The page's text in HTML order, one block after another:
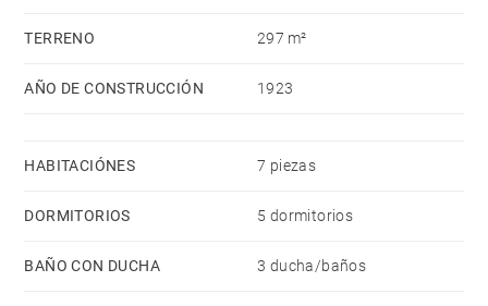
TERRENO 297 m²
AÑO DE CONSTRUCCIÓN 1923
HABITACIÓNES 7 piezas
DORMITORIOS 5 dormitorios
BAÑO CON DUCHA 3 ducha/baños